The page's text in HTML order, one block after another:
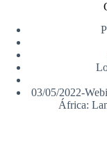
03/05/2022-
África: